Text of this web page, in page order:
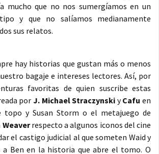
mucho que no nos sumergíamos en un
y que no salíamos medianamente
sus relatos.
hay historias que gustan más o menos
bagaje e intereses lectores. Así, por
favoritas de quien suscribe estas
por J. Michael Straczynski yCafu en
y Susan Storm o el metajuego de
respecto a algunos iconos del cine
el castigo judicial al que someten Waid y
a Ben en la historia que abre el tomo. O